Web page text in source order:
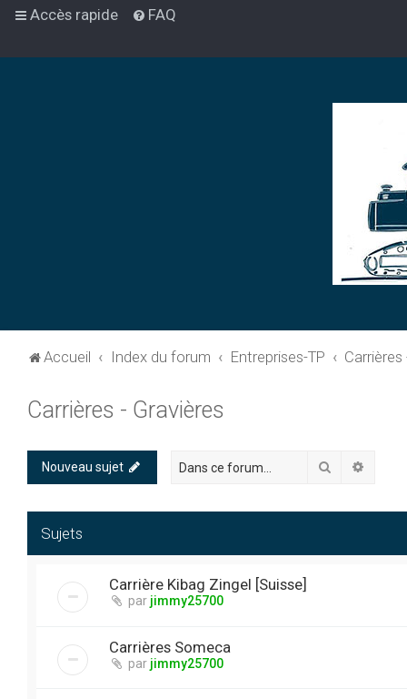
Accès rapide FAQ
Accueil Index du forum Entreprises-TP Carrières
Carrières - Gravières
Nouveau sujet Rechercher
Sujets
Carrière Kibag Zingel [Suisse]
par jimmy25700
Carrières Someca
par jimmy25700